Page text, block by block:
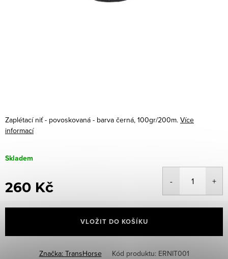
Zaplétací niť - povoskovaná - barva černá, 100gr/200m. Více
informací
Skladem
260 Kč
cena:
VLOŽIT DO KOŠÍKU
Značka: TransHorse Kód produktu: ERNIT001